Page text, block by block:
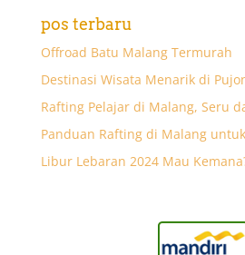
pos terbaru
Offroad Batu Malang Termurah
Destinasi Wisata Menarik di
Rafting Pelajar di Malang, Seru
Panduan Rafting di Malang
Libur Lebaran 2024 Mau